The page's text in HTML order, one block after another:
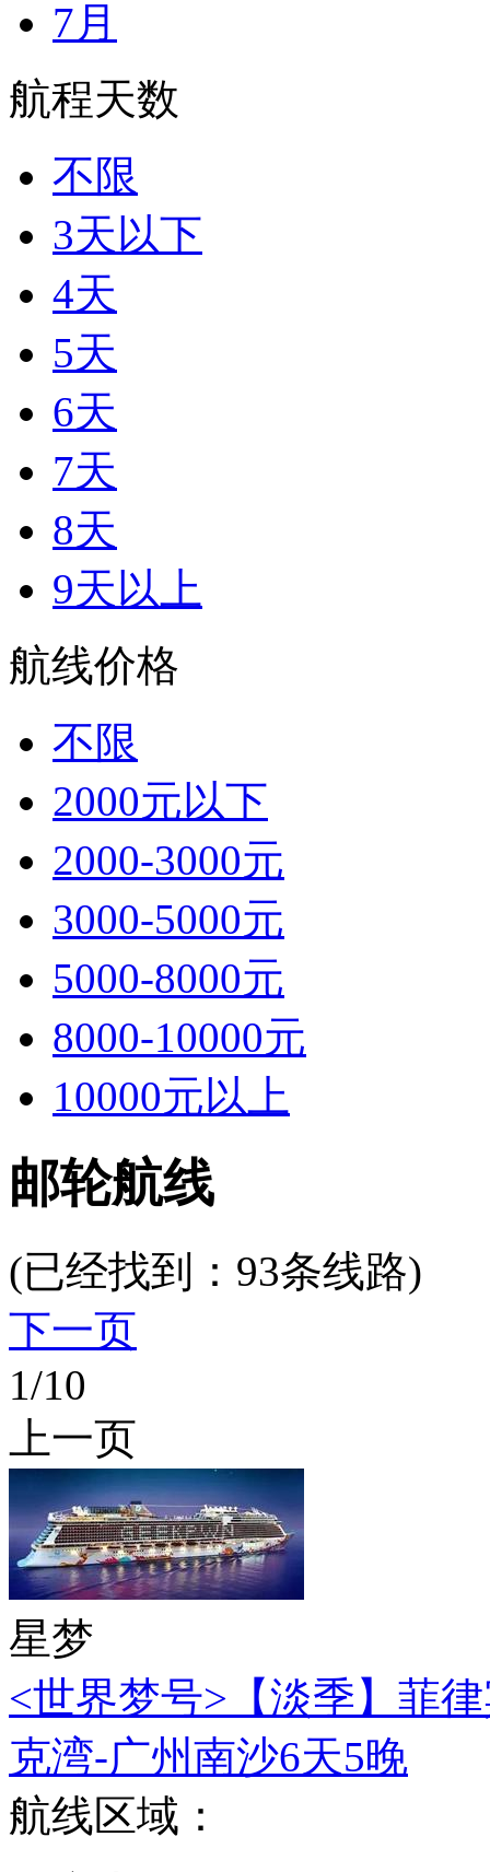
7月
航程天数
不限
3天以下
4天
5天
6天
7天
8天
9天以上
航线价格
不限
2000元以下
2000-3000元
3000-5000元
5000-8000元
8000-10000元
10000元以上
邮轮航线
(已经找到： 93条线路)
下一页
1/10
上一页
星梦
<世界梦号>【淡季】菲
克湾-广州南沙6天5晚
航线区域：